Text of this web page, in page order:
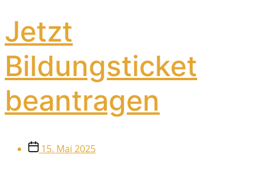
Jetzt
Bildungsticket
beantragen
Veröffentlichungsdatum
15. Mai 2025